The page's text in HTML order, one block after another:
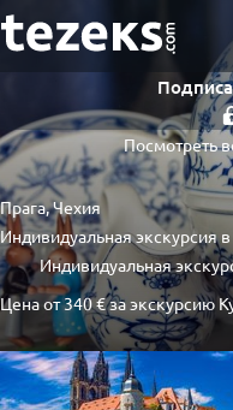
Посмотреть
Прага, Чехия
Индивидуальная экскурсия
Индивидуальная
Цена от340 €за экскурсию